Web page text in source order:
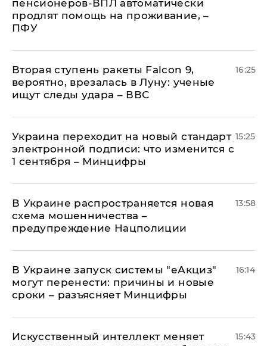
пенсионеров-ВПЛ автоматически
продлят помощь на проживание, –
ПФУ
Вторая ступень ракеты Falcon 9,
вероятно, врезалась в Луну: ученые
ищут следы удара – ВВС
16:25
Украина переходит на новый стандарт
электронной подписи: что изменится с
1 сентября – Минцифры
15:25
В Украине распространяется новая
схема мошенничества –
предупреждение Нацполиции
13:58
В Украине запуск системы "еАкциз"
могут перенести: причины и новые
сроки – разъясняет Минцифры
16:14
Искусственный интеллект меняет
15:43